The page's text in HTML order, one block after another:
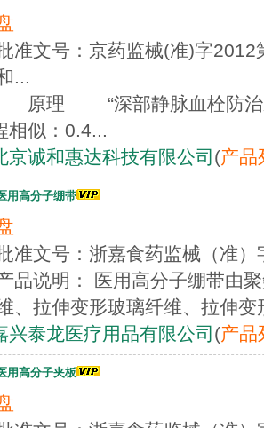
准文号：京药监械(准)字
...
原理 “深部静脉血栓防治系
相似：0.4...
京诚和惠达科技有限公司 (产品
用高分子绷带
准文号：浙嘉食药监械（
品说明： 医用高分子绷带由
、拉伸变形玻璃纤维、拉伸变
兴泰龙医疗用品有限公司 (产品
用高分子夹板